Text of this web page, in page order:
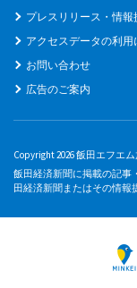
プレスリリース・情報
アクセスデータの利用
お問い合わせ
広告のご案内
Copyright 2026 飯田エフエ
飯田経済新聞に掲載の記事
田経済新聞またはその情報